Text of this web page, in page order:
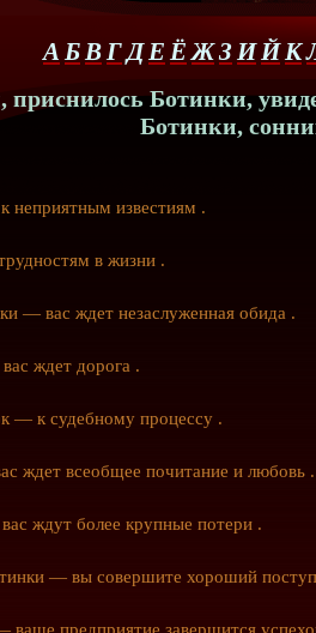
А БВГДЕ Ё ЖЗ ИЙК
Ботинки,
Ботинки,
неприятным известиям .
в жизни .
— вас ждет незаслуженная обида .
ждет дорога .
— к судебному процессу .
ждет всеобщее почитание и любовь .
ждут более крупные потери .
— вы совершите хороший